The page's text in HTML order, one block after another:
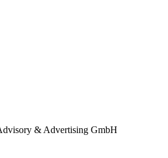
& Advertising GmbH